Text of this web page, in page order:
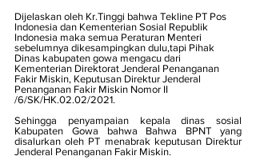
Dijelaskan oleh Kr.Tinggi bahwa Tekline PT Pos
Indonesia dan Kementerian Sosial Republik
Indonesia maka semua Peraturan Menteri
sebelumnya dikesampingkan dulu,tapi Pihak
Dinas kabupaten gowa mengacu dari
Kementerian Direktorat Jenderal Penanganan
Fakir Miskin, Keputusan Direktur Jenderal
Penanganan Fakir Miskin Nomor II
/6/SK/HK.02.02/2021.
Sehingga penyampaian kepala dinas sosial
Kabupaten Gowa bahwa Bahwa BPNT yang
disalurkan oleh PT menabrak keputusan Direktur
Jenderal Penanganan Fakir Miskin.